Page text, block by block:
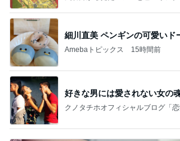
細川直美 ペンギンの可愛いド
Amebaトピックス 15時間前
好きな男には愛されない女の
クノタチホオフィシャルブログ「